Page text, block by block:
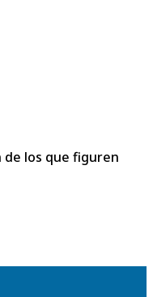
de los que figuren